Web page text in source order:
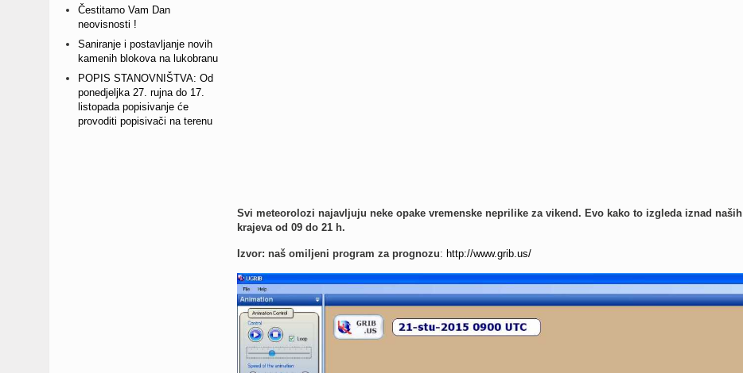
Čestitamo Vam Dan
neovisnosti !
Saniranje i postavljanje novih
kamenih blokova na lukobranu
POPIS STANOVNIŠTVA: Od
ponedjeljka 27. rujna do 17.
listopada popisivanje će
provoditi popisivači na terenu
Svi meteorolozi najavljuju neke opake vremenske neprilike za vikend. Evo kako to izgleda iznad naših
krajeva od 09 do 21 h.
Izvor: naš omiljeni program za prognozu: http://www.grib.us/